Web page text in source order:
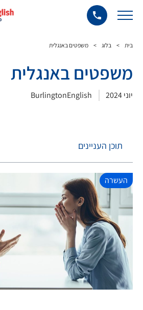
בית > בלוג > משפטים באנגלית
משפטים באנגלית
יוני 2024 BurlingtonEnglish
תוכן העניינים
העשרה